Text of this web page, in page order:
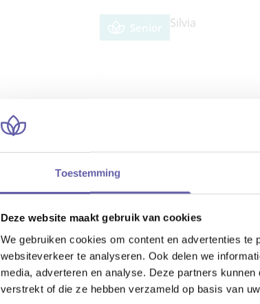
Toestemming
Deze website maakt gebruik van cookies
We gebruiken cookies om content en advertenties
websiteverkeer te analyseren. Ook delen we
media, adverteren en analyse. Deze partners
verstrekt of die ze hebben verzameld op basis van
Senior
Coach Drs. Silvia
Dit is Coach Drs. Silvia:
Aanwezig, scherp, eerlijk,